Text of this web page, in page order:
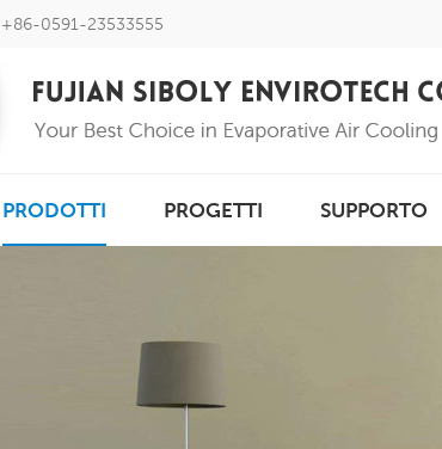
+86-0591-23533555
PRODOTTI PROGETTI SUPPORTO